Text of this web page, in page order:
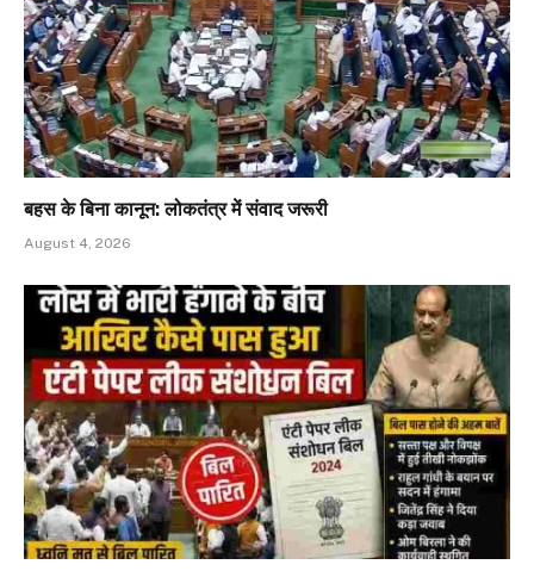
बहस के बिना कानून: लोकतंत्र में संवाद जरूरी
August 4, 2026